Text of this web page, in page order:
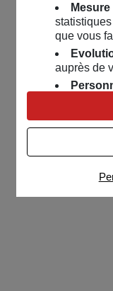
que vous
auprès de
nous
contenus
nos
publicités
Connaître notre
partenaires